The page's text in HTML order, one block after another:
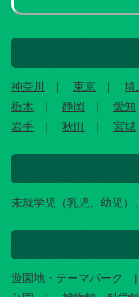
神奈川 東京 埼
栃木
静岡 愛知
岩手
秋田 宮城
未就学児（乳児、幼児
遊園地・テーマパーク